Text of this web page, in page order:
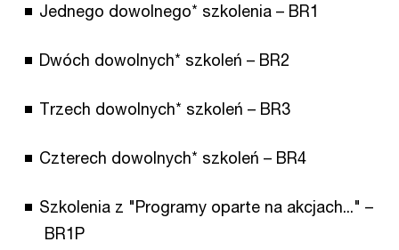
Jednego dowolnego* szkolenia – BR1
Dwóch dowolnych* szkoleń – BR2
Trzech dowolnych* szkoleń – BR3
Czterech dowolnych* szkoleń – BR4
Szkolenia z "Programy oparte na akcjach..." –
BR1P